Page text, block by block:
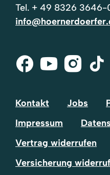
Tel. + 49 8326 3646-
Facebook
Youtube
Kontakt Jobs
Impressum
Vertrag widerrufen
Versicherung